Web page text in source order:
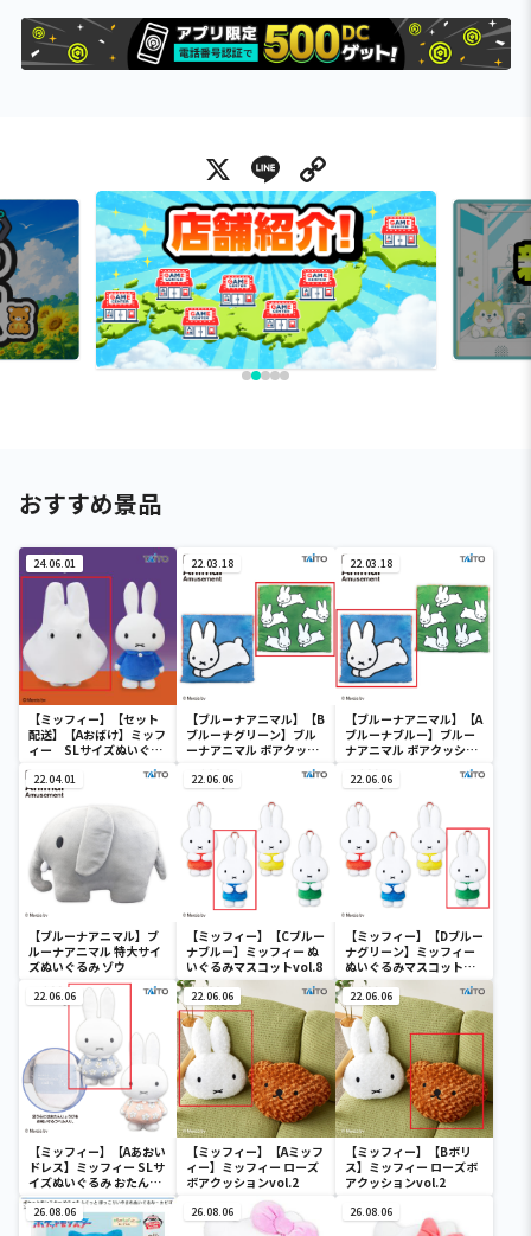
X Line
おすすめ景品
24.06.01
【ミッフィー】【セット
配送】【Aおばけ】ミッフ
ィー SLサイズぬいぐる
22.03.18
【ブルーナアニマル】【B
ブルーナグリーン】ブル
ーナアニマル ボアクッシ
22.03.18
【ブルーナアニマル】【A
ブルーナブルー】ブルー
ナアニマル ボアクッショ
22.04.01
【ブルーナアニマル】ブ
ルーナアニマル 特大サイ
ズぬいぐるみ ゾウ
22.06.06
【ミッフィー】【Cブルー
ナブルー】ミッフィー ぬ
いぐるみマスコットvol.8
22.06.06
【ミッフィー】【Dブルー
ナグリーン】ミッフィー
ぬいぐるみマスコット
vol.8
22.06.06
【ミッフィー】【Aあおい
ドレス】ミッフィー SLサ
イズぬいぐるみ おたんじ
ょうび 2022
22.06.06
【ミッフィー】【Aミッフ
ィー】ミッフィー ローズ
ボアクッションvol.2
22.06.06
【ミッフィー】【Bボリ
ス】ミッフィー ローズボ
アクッションvol.2
26.08.06 26.08.06 26.08.06